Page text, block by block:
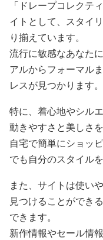
「ドレープコレクテ
イトとして、スタイ
り揃えています。
流行に敏感なあなた
アルからフォーマル
レスが見つかります。
特に、着心地やシル
動きやすさと美しさ
自宅で簡単にショッ
でも自分のスタイル
また、サイトは使い
見つけることができ
できます。
新作情報やセール情